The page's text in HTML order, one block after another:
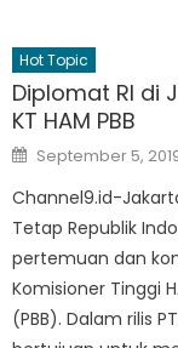
Hot Topic
Diplomat RI di
KT HAM PBB
Posted
on
September 5,
Channel9.id-
Tetap Republik
pertemuan dan
Komisioner Tinggi
(PBB). Dalam rilis